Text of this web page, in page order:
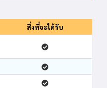
สื่งที่จะได้รับ